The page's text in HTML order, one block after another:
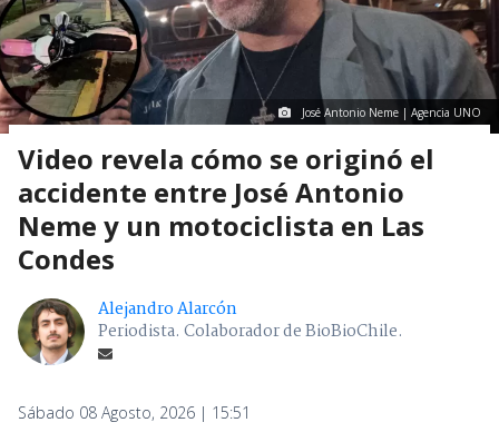
José Antonio Neme | Agencia UNO
Video revela cómo se originó el
accidente entre José Antonio
Neme y un motociclista en Las
Condes
Alejandro Alarcón
Periodista. Colaborador de BioBioChile.
Sábado 08 Agosto, 2026 | 15:51